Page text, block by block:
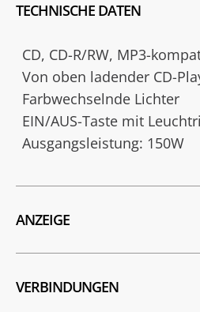
TECHNISCHE DATEN
CD, CD-R/RW, MP3-
Von oben ladender CD-
Farbwechselnde Lichter
EIN/AUS-Taste mit
Ausgangsleistung: 150W
ANZEIGE
VERBINDUNGEN